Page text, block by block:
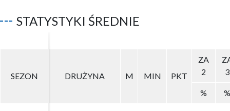
STATYSTYKI ŚREDNIE
SEZON DRUŻYNA M MIN PKT
ZA
2
3
% %
SEZON DRUŻYNA M MIN PKT
ZA
2
3
% %